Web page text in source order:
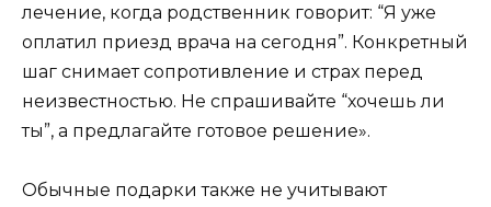
лечение, когда родственник говорит: “Я уже
оплатил приезд врача на сегодня”. Конкретный
шаг снимает сопротивление и страх перед
неизвестностью. Не спрашивайте “хочешь ли
ты”, а предлагайте готовое решение».
Обычные подарки также не учитывают